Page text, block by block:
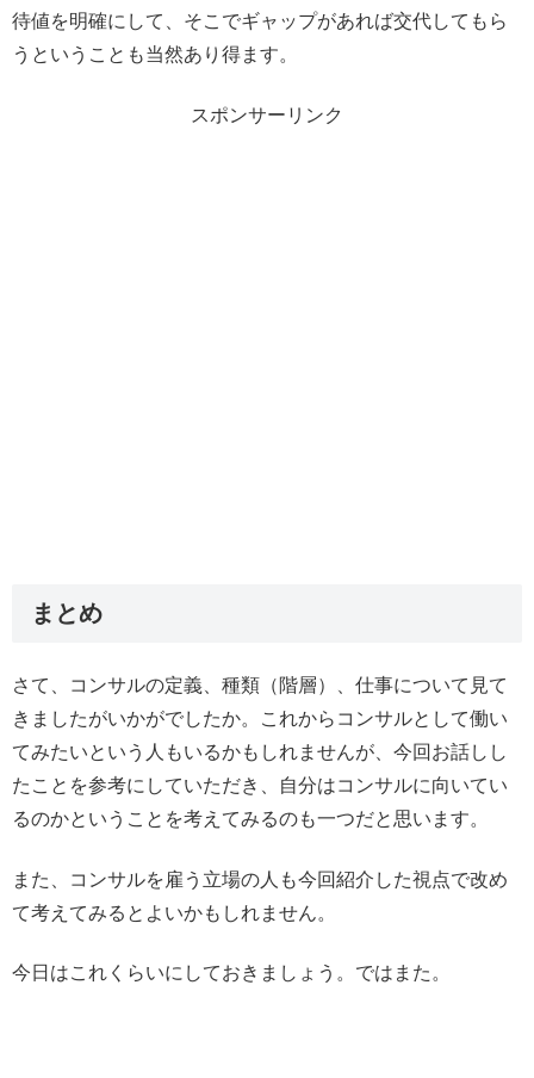
待値を明確にして、そこでギャップがあれば交代してもら
うということも当然あり得ます。
スポンサーリンク
まとめ
さて、コンサルの定義、種類（階層）、仕事について見て
きましたがいかがでしたか。これからコンサルとして働い
てみたいという人もいるかもしれませんが、今回お話しし
たことを参考にしていただき、自分はコンサルに向いてい
るのかということを考えてみるのも一つだと思います。
また、コンサルを雇う立場の人も今回紹介した視点で改め
て考えてみるとよいかもしれません。
今日はこれくらいにしておきましょう。ではまた。